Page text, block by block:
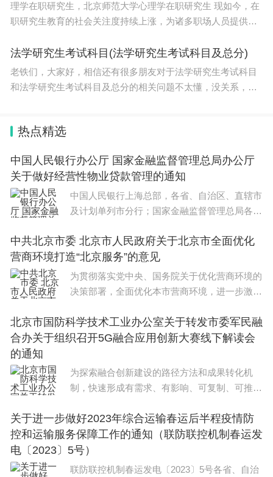
理学在职研究生，北京师范大学心理学在职研究生 现如今，在
职研究生教育的社会关注度持续上涨，为诸多职场人员提供了
选择利用业余时间参与课程学习，那么理学在职
法学研究生考试科目(法学研究生考试科目及总分)
老铁们，大家好，相信还有很多朋友对于法学研究生考试科目
和法学研究生考试科目及总分的相关问题不太懂，没关系，今
热点精选
中国人民银行办公厅 国家金融监督管理总局办公厅
关于做好经营性物业贷款管理的通知
中国人民银行上海总部，各省、自治区、直辖市
及计划单列市分行；国家金融监督管理总局各监
股份制商业银行：为促进房地产市场平稳健康发
展，充分发挥经营性
中共北京市委 北京市人民政府关于北京市全面优化
营商环境打造“北京服务”的意见
为贯彻落实党中央、国务院关于优化营商环境的
决策部署，全面优化本市营商环境，进一步激发
推动落实全国统一大市场建设，推进高水平对外
开放，为首都高质
北京市国防科学技术工业办公室关于转发市委军民融
合办关于组织召开5G融合应用创新大赛线下解读会
的通知
为探索融合创新建设的路径方法和成果转化机
制，快速形成有需求、有影响、可复制、可推广
市委军民融合发展委员会办公室联合主办了5G
融合应用创新
关于进一步做好2023年综合运输春运后半程疫情防
控和运输服务保障工作的通知（联防联控机制春运发
电〔2023〕5号）
联防联控机制春运发电〔2023〕5号各省、自治